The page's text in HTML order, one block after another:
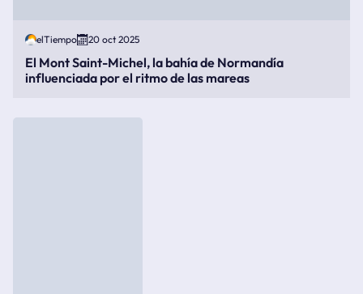
elTiempo 20 oct 2025
El Mont Saint-Michel, la bahía de Normandía
influenciada por el ritmo de las mareas